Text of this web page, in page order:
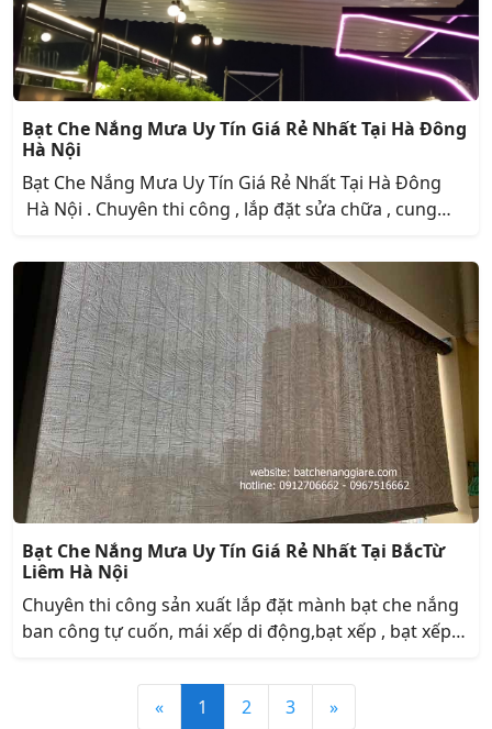
Bạt Che Nắng Mưa Uy Tín Giá Rẻ Nhất Tại Hà Đông
Hà Nội
Bạt Che Nắng Mưa Uy Tín Giá Rẻ Nhất Tại Hà Đông
Hà Nội . Chuyên thi công , lắp đặt sửa chữa , cung
che nắng mưa ban công tự cuốn . bạt che nắng tự
cuốn . bạt xếp , bạt xếp lớp , bạt xếp lớp lượn sóng ,
mành che nắng . mái xếp , mái xếp lớp , mái xếp lượn
sóng .
Bạt Che Nắng Mưa Uy Tín Giá Rẻ Nhất Tại BắcTừ
Liêm Hà Nội
Chuyên thi công sản xuất lắp đặt mành bạt che nắng
ban công tự cuốn, mái xếp di động,bạt xếp , bạt xếp
tín, chất lượng, giá rẻ nhất tại Quận Bắc Từ Liêm Hà
« 1 2 3 »